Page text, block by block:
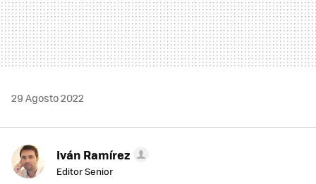
29 Agosto 2022
Iván Ramírez
Editor Senior